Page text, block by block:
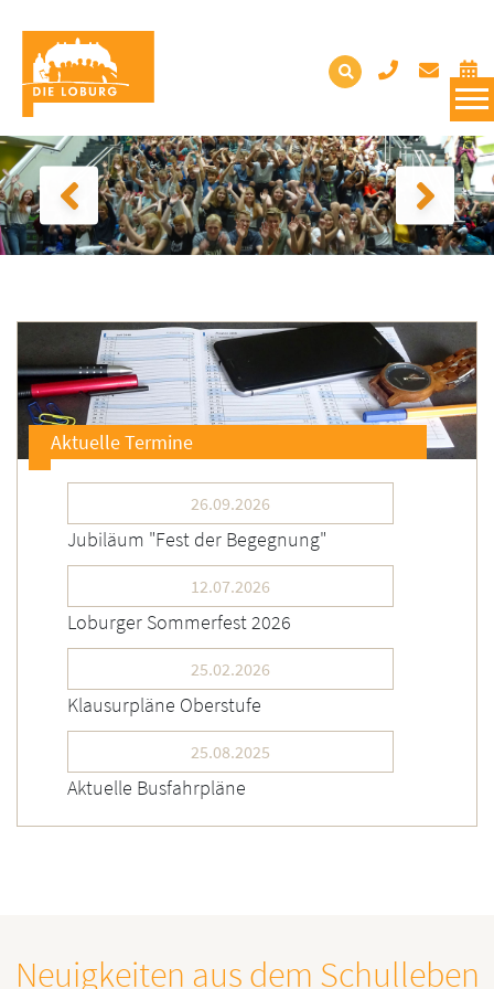
Aktuelle Termine
26.09.2026
Jubiläum "Fest der Begegnung"
12.07.2026
Loburger Sommerfest 2026
25.02.2026
Klausurpläne Oberstufe
25.08.2025
Aktuelle Busfahrpläne
Neuigkeiten aus dem Schulleben